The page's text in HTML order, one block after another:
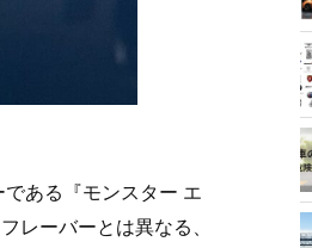
ある『モンスター エ
レーバーとは異なる、